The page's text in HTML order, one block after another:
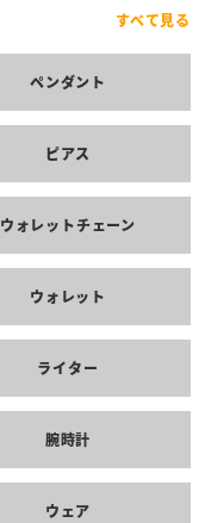
すべて見る
ペンダント
ピアス
ウォレットチェーン
ウォレット
ライター
腕時計
ウェア